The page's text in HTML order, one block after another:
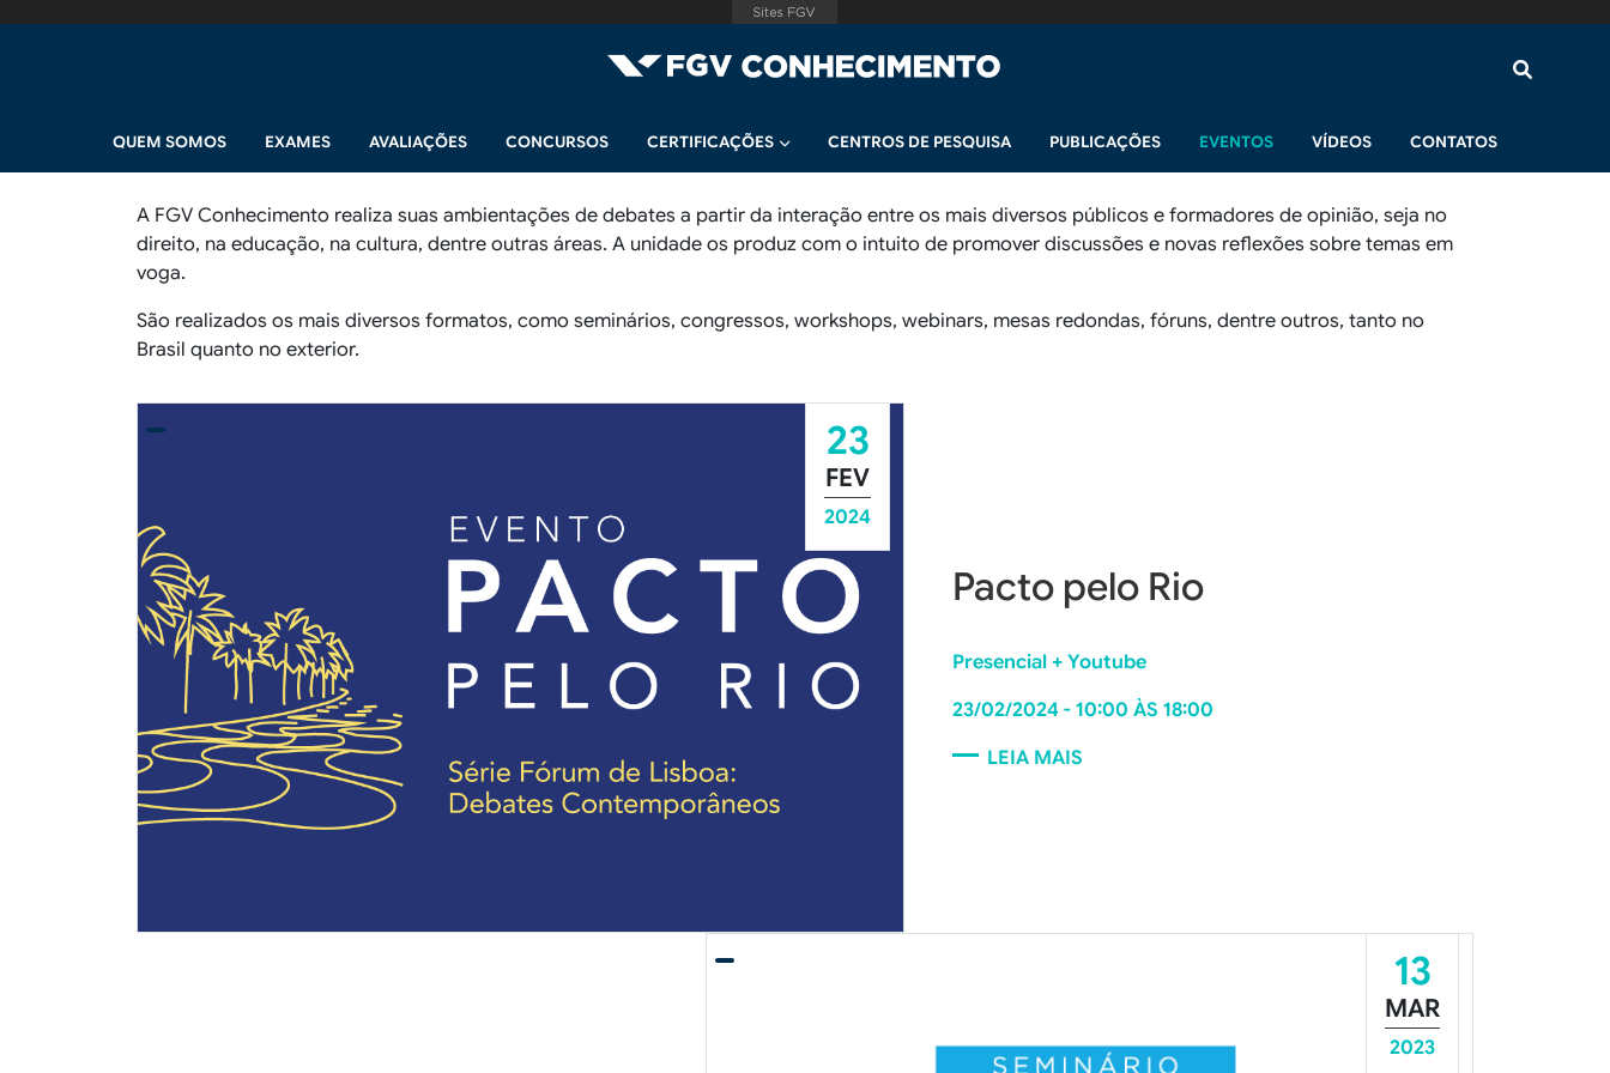
Navegação principal
QUEM SOMOS EXAMES AVALIAÇÕES CONCURSOS CERTIFICAÇÕES CENTROS DE PESQUISA PUBLICAÇÕES EVENTOS VÍDEOS CONTATOS
A FGV Conhecimento realiza suas ambientações de debates a partir da interação entre os mais diversos públicos e formadores de opinião, seja no
direito, na educação, na cultura, dentre outras áreas. A unidade os produz com o intuito de promover discussões e novas reflexões sobre temas em
voga.
São realizados os mais diversos formatos, como seminários, congressos, workshops, webinars, mesas redondas, fóruns, dentre outros, tanto no
Brasil quanto no exterior.
23
FEV
2024
Pacto pelo Rio
Presencial + Youtube
23/02/2024 - 10:00 ÀS 18:00
LEIA MAIS
13
MAR
2023